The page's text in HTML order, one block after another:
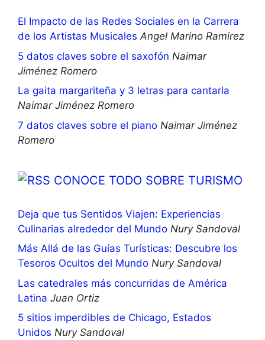
El Impacto de las Redes Sociales en la Carrera
de los Artistas Musicales Angel Marino Ramirez
5 datos claves sobre el saxofón Naimar
Jiménez Romero
La gaita margariteña y 3 letras para cantarla
Naimar Jiménez Romero
7 datos claves sobre el piano Naimar Jiménez
Romero
CONOCE TODO SOBRE TURISMO
Deja que tus Sentidos Viajen: Experiencias
Culinarias alrededor del Mundo Nury Sandoval
Más Allá de las Guías Turísticas: Descubre los
Tesoros Ocultos del Mundo Nury Sandoval
Las catedrales más concurridas de América
Latina Juan Ortiz
5 sitios imperdibles de Chicago, Estados
Unidos Nury Sandoval